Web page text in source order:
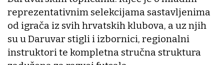
reprezentativnim selekcijama sastavljenima
od igrača iz svih hrvatskih klubova, a uz njih
su u Daruvar stigli i izbornici, regionalni
instruktori te kompletna stručna struktura